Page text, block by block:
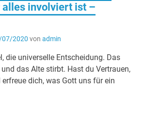
alles involviert ist –
07/2020 von admin
die universelle Entscheidung. Das
das Alte stirbt. Hast du Vertrauen,
dich, was Gott uns für ein